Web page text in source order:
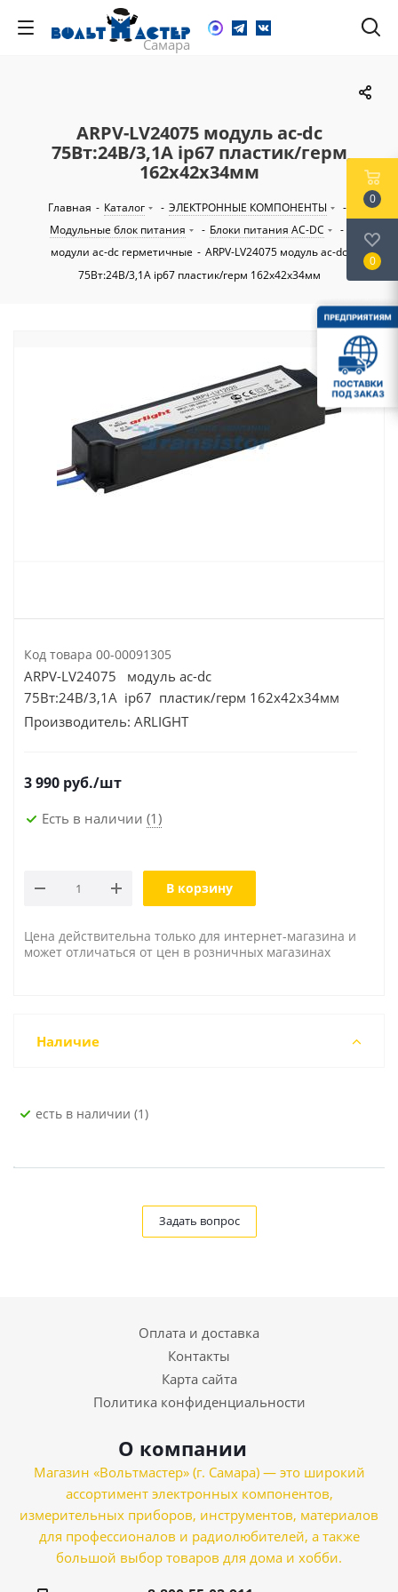
ARPV-LV24075 модуль ac-dc
75Вт:24В/3,1А ip67 пластик/герм
162х42х34мм
Главная - Каталог - ЭЛЕКТРОННЫЕ КОМПОНЕНТЫ
-
Модульные блок питания
- Блоки питания AC-DC
-
модули ac-dc герметичные - ARPV-LV24075 модуль ac-dc
75Вт:24В/3,1А ip67 пластик/герм 162х42х34мм
Код товара 00-00091305
ARPV-LV24075 модуль ac-dc
75Вт:24В/3,1А ip67 пластик/герм 162х42х34мм
Производитель: ARLIGHT
3 990 руб./шт
Есть в наличии (1)
В корзину
Цена действительна только для интернет-магазина и
может отличаться от цен в розничных магазинах
Наличие
Есть в наличии (1)
Задать вопрос
Оплата и доставка
Контакты
Карта сайта
Политика конфиденциальности
О компании
Магазин «Вольтмастер» (г. Самара) — это широкий
ассортимент электронных компонентов,
измерительных приборов, инструментов, материалов
для профессионалов и радиолюбителей, а также
большой выбор товаров для дома и хобби.
0
0